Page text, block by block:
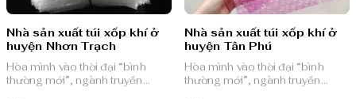
Nhà sản xuất túi xốp khí ở
huyện Nhơn Trạch
Hòa mình vào thời đại “bình
thường mới”, ngành truyền
Nhà sản xuất túi xốp khí ở
huyện Tân Phú
Hòa mình vào thời đại “bình
thường mới”, ngành truyền